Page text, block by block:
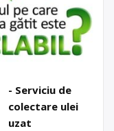
- Serviciu de
colectare ulei
uzat